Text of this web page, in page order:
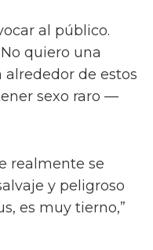
al público.
quiero una
de estos
sexo raro —
realmente se
y peligroso
es muy tierno,”